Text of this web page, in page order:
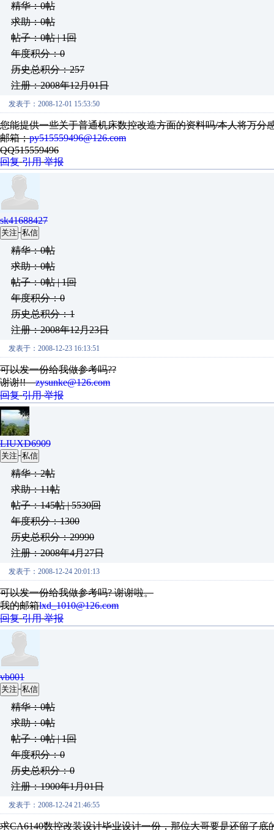
精华：0帖
求助：0帖
帖子：0帖 | 1回
年度积分：0
历史总积分：257
注册：2008年12月01日
发表于：2008-12-01 15:53:50
您能提供一些关于普通机床数控改造方面的资料吗/本人将万分
邮箱；py515559496@126.com
QQ515559496
回复 引用 举报
sk41688427
关注 私信
精华：0帖
求助：0帖
帖子：0帖 | 1回
年度积分：0
历史总积分：1
注册：2008年12月23日
发表于：2008-12-23 16:13:51
可以发一份给我做参考吗??
谢谢!!zysunke@126.com
回复 引用 举报
LIUXD6909
关注 私信
精华：2帖
求助：11帖
帖子：145帖 | 5530回
年度积分：1300
历史总积分：29990
注册：2008年4月27日
发表于：2008-12-24 20:01:13
可以发一份给我做参考吗? 谢谢啦。
我的邮箱lxd_1010@126.com
回复 引用 举报
vb001
关注 私信
精华：0帖
求助：0帖
帖子：0帖 | 1回
年度积分：0
历史总积分：0
注册：1900年1月01日
发表于：2008-12-24 21:46:55
求CA6140数控改装设计毕业设计一份，那位大哥要是还留了底